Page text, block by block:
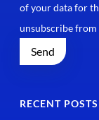
of your data for
unsubscribe from
RECENT POSTS